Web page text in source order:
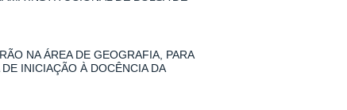
NA ÁREA DE GEOGRAFIA, PARA
INICIAÇÃO À DOCÊNCIA DA